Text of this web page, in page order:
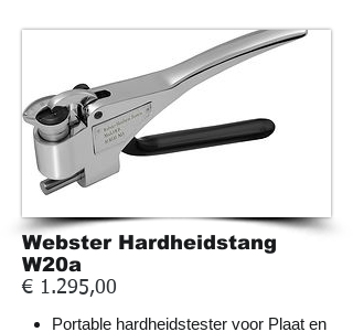
Webster Hardheidstang
W20a
€ 1.295,00
Portable hardheidstester voor Plaat en